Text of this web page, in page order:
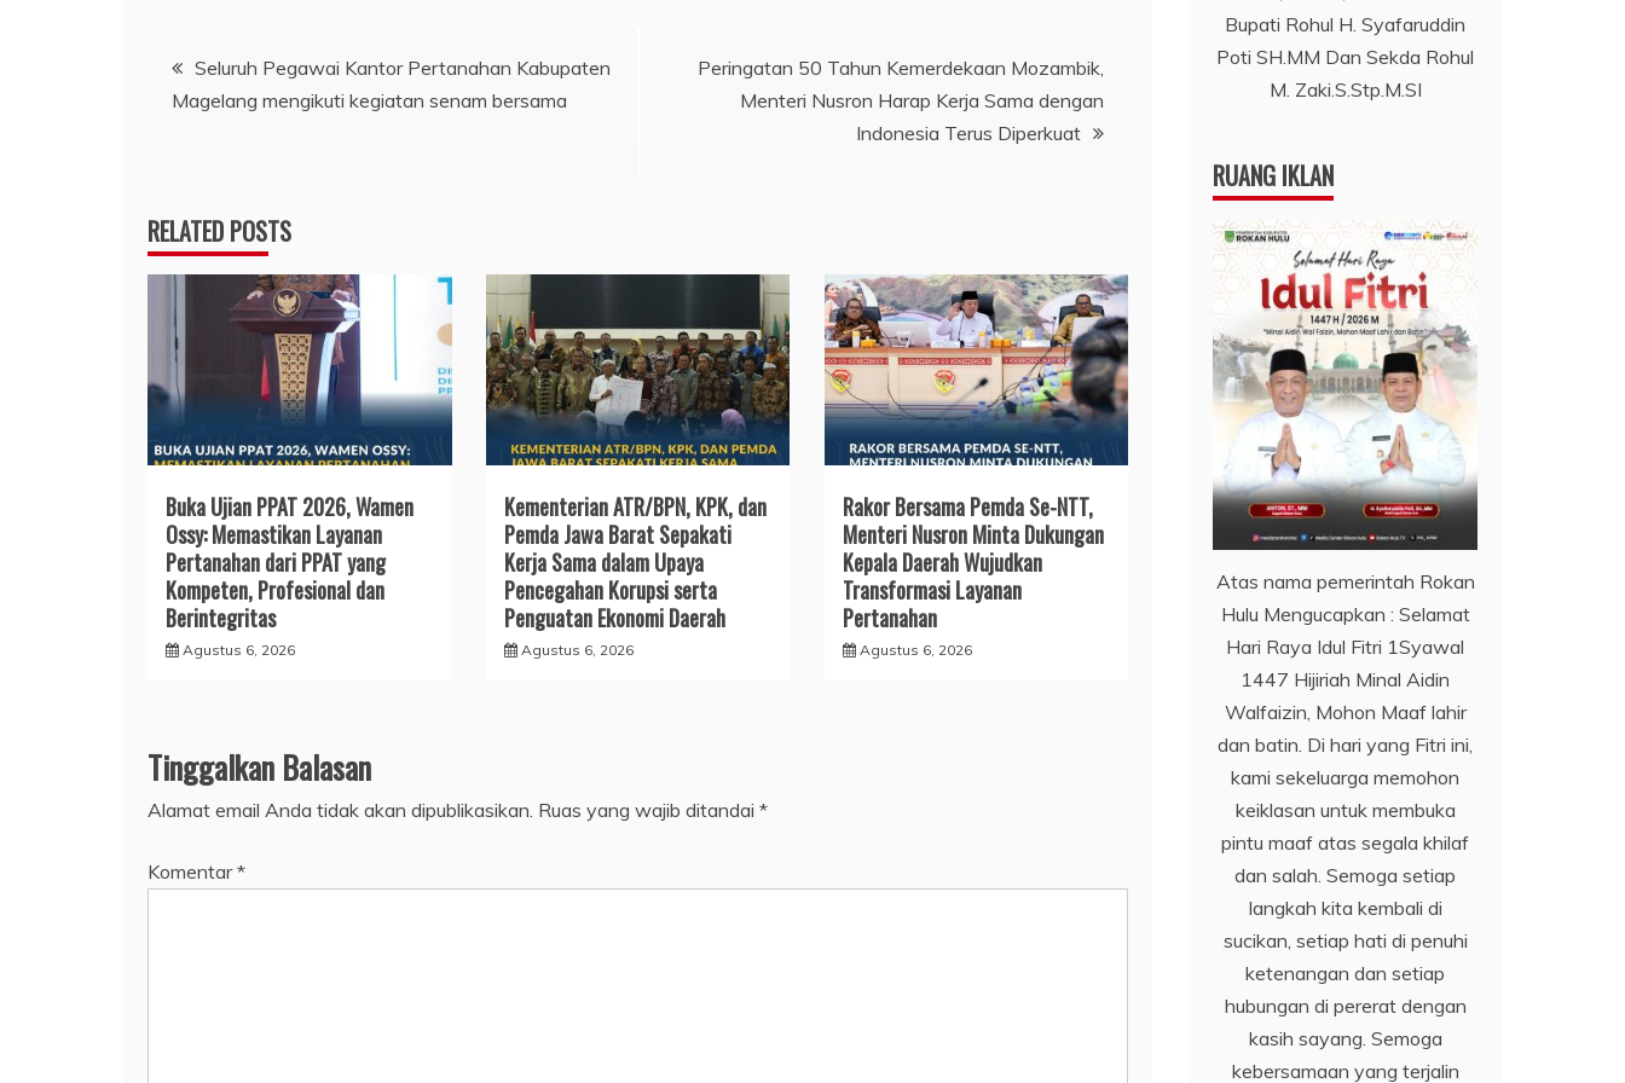
Navigasi
pos
Seluruh Pegawai Kantor Pertanahan Kabupaten
Magelang mengikuti kegiatan senam bersama
Peringatan 50 Tahun Kemerdekaan Mozambik,
Menteri Nusron Harap Kerja Sama dengan
Indonesia Terus Diperkuat
RELATED POSTS
Buka Ujian PPAT 2026, Wamen
Ossy: Memastikan Layanan
Pertanahan dari PPAT yang
Kompeten, Profesional dan
Berintegritas
Agustus 6, 2026
Kementerian ATR/BPN, KPK, dan
Pemda Jawa Barat Sepakati
Kerja Sama dalam Upaya
Pencegahan Korupsi serta
Penguatan Ekonomi Daerah
Agustus 6, 2026
Rakor Bersama Pemda Se-NTT,
Menteri Nusron Minta Dukungan
Kepala Daerah Wujudkan
Transformasi Layanan
Pertanahan
Agustus 6, 2026
Tinggalkan Balasan
Alamat email Anda tidak akan dipublikasikan. Ruas yang wajib ditandai *
Komentar*
Bupati Rohul H. Syafaruddin
Poti SH.MM Dan Sekda Rohul
M. Zaki.S.Stp.M.SI
RUANG IKLAN
Atas nama pemerintah Rokan
Hulu Mengucapkan : Selamat
Hari Raya Idul Fitri 1Syawal
1447 Hijiriah Minal Aidin
Walfaizin, Mohon Maaf lahir
dan batin. Di hari yang Fitri ini,
kami sekeluarga memohon
keiklasan untuk membuka
pintu maaf atas segala khilaf
dan salah. Semoga setiap
langkah kita kembali di
sucikan, setiap hati di penuhi
ketenangan dan setiap
hubungan di pererat dengan
kasih sayang. Semoga
kebersamaan yang terjalin